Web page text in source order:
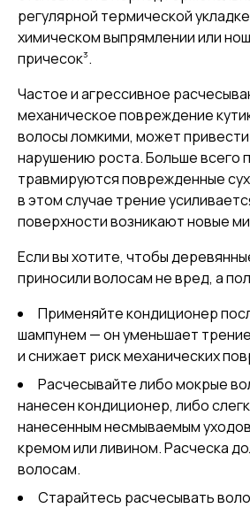
регулярной термической
химическом выпрямлении или
причесок3.
Частое и агрессивное
механическое повреждение
волосы ломкими, может
нарушению роста. Больше всего
травмируются поврежденные
в этом случае трение
поверхности возникают новые
Если вы хотите, чтобы
приносили волосам не вред, а
Применяйте кондиционер
шампунем — он уменьшает
и снижает риск механических
Расчесывайте либо мокрые
нанесен кондиционер, либо
нанесенным несмываемым
кремом или ливином. Расческа
волосам.
Старайтесь расчесывать